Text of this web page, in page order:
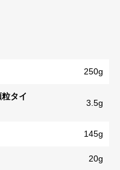
250g
タイ
3.5g
145g
20g